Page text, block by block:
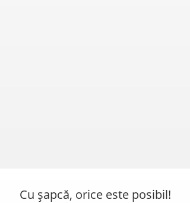
Cu șapcă, orice este posibil!